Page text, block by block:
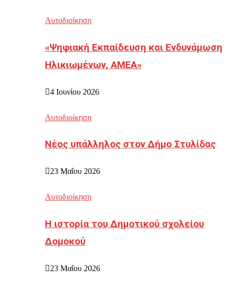
Αυτοδιοίκηση
«Ψηφιακή Εκπαίδευση και Ενδυνάμωση
Ηλικιωμένων, ΑΜΕΑ»
4 Ιουνίου 2026
Αυτοδιοίκηση
Νέος υπάλληλος στον Δήμο Στυλίδας
23 Μαΐου 2026
Αυτοδιοίκηση
Η ιστορία του Δημοτικού σχολείου
Δομοκού
23 Μαΐου 2026